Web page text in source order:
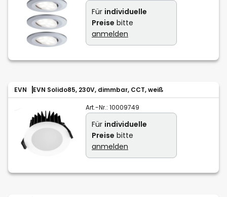
Für individuelle
Preise bitte
anmelden
EVN EVN Solido85, 230V, dimmbar, CCT, weiß
Art.-Nr.: 10009749
Für individuelle
Preise bitte
anmelden